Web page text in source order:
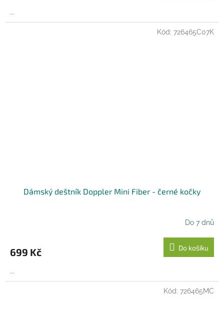
...
Dámský deštník Doppler Mini Fiber - černé kočky
Do 7 dnů
699 Kč Do košíku
...
Kód: 726465C07K
Kód: 726465MC